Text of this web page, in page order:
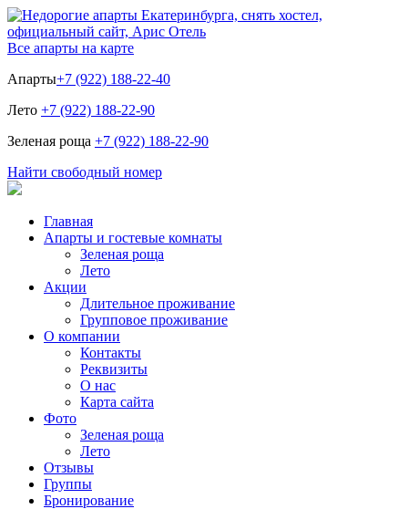
Все апарты на карте
Апарты+7 (922) 188-22-40
Лето +7 (922) 188-22-90
Зеленая роща +7 (922) 188-22-90
Найти свободный номер
Главная
Апарты и гостевые комнаты
Зеленая роща
Лето
Акции
Длительное проживание
Групповое проживание
О компании
Контакты
Реквизиты
О нас
Карта сайта
Фото
Зеленая роща
Лето
Отзывы
Группы
Бронирование